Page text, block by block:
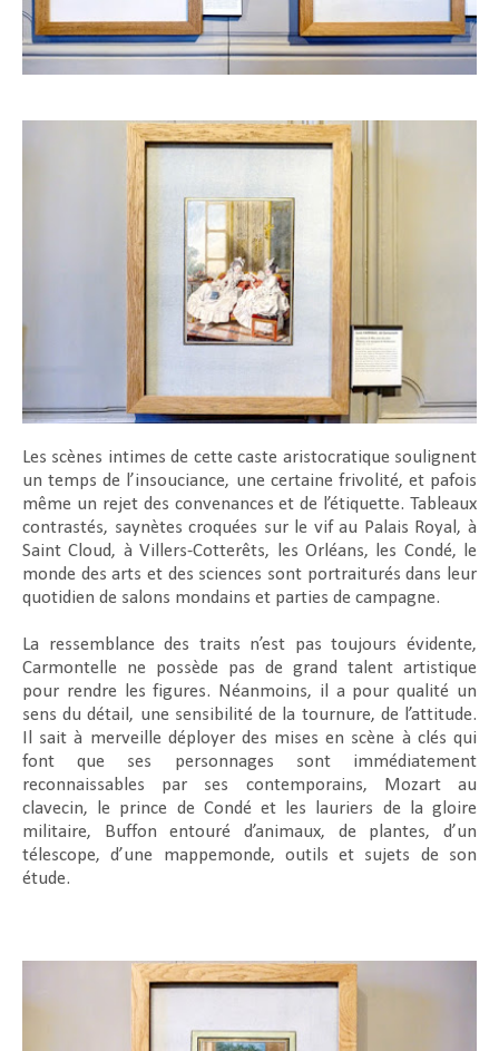
Les scènes intimes de cette caste aristocratique soulignent
un temps de l’insouciance, une certaine frivolité, et pafois
même un rejet des convenances et de l’étiquette. Tableaux
contrastés, saynètes croquées sur le vif au Palais Royal, à
Saint Cloud, à Villers-Cotterêts, les Orléans, les Condé, le
monde des arts et des sciences sont portraiturés dans leur
quotidien de salons mondains et parties de campagne.
La ressemblance des traits n’est pas toujours évidente,
Carmontelle ne possède pas de grand talent artistique
pour rendre les figures. Néanmoins, il a pour qualité un
sens du détail, une sensibilité de la tournure, de l’attitude.
Il sait à merveille déployer des mises en scène à clés qui
font que ses personnages sont immédiatement
reconnaissables par ses contemporains, Mozart au
clavecin, le prince de Condé et les lauriers de la gloire
militaire, Buffon entouré d’animaux, de plantes, d’un
télescope, d’une mappemonde, outils et sujets de son
étude.